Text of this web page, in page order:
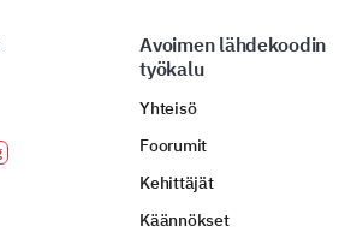
Avoimen lähdekoodin
työkalu
Yhteisö
Foorumit
Kehittäjät
Käännökset